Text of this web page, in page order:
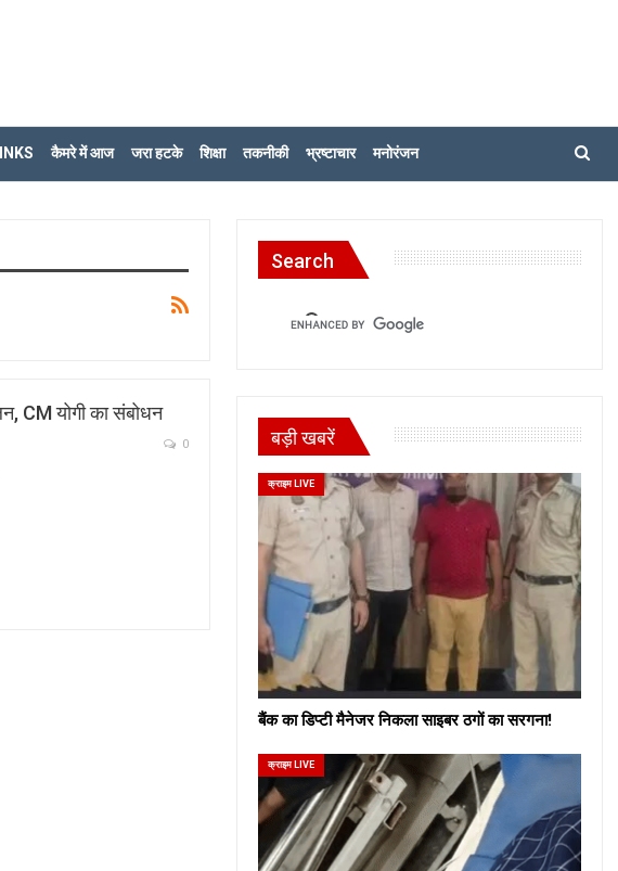
कैमरे में आज जरा हटके शिक्षा तकनीकी भ्रष्टाचार मनोरंजन
CM योगी का संबोधन
0
Search
बड़ी खबरें
क्राइम LIVE
बैंक का डिप्टी मैनेजर निकला साइबर ठगों का सरगना!
क्राइम LIVE